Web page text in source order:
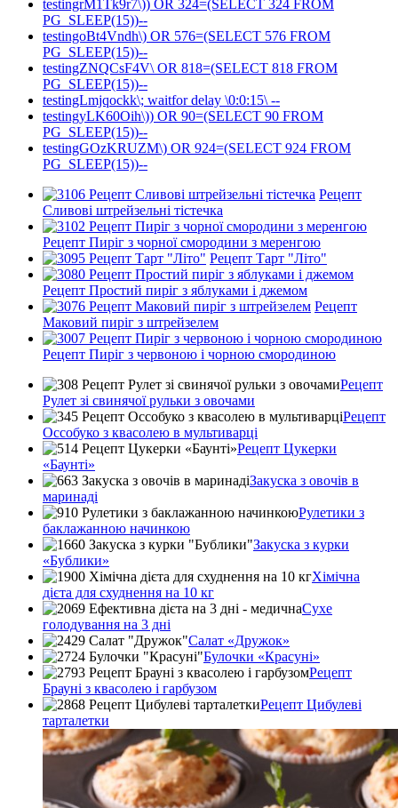
testingrM1Tk9r7\)) OR 324=(SELECT 324 FROM
PG_SLEEP(15))--
testingoBt4Vndh\) OR 576=(SELECT 576 FROM
PG_SLEEP(15))--
testingZNQCsF4V\ OR 818=(SELECT 818 FROM
PG_SLEEP(15))--
testingLmjqockk\; waitfor delay \0:0:15\ --
testingyLK60Oih\)) OR 90=(SELECT 90 FROM
PG_SLEEP(15))--
testingGOzKRUZM\) OR 924=(SELECT 924 FROM
PG_SLEEP(15))--
Рецепт
Сливові штрейзельні тістечка
Рецепт Пиріг з чорної смородини з меренгою
Рецепт Тарт "Літо"
Рецепт Простий пиріг з яблуками і джемом
Рецепт
Маковий пиріг з штрейзелем
Рецепт Пиріг з червоною і чорною смородиною
Рецепт
Рулет зі свинячої рульки з овочами
Рецепт
Оссобуко з квасолею в мультиварці
Рецепт Цукерки
«Баунті»
Закуска з овочів в
маринаді
Рулетики з
баклажанною начинкою
Закуска з курки
«Бублики»
Хімічна
дієта для схуднення на 10 кг
Сухе
голодування на 3 дні
Салат «Дружок»
Булочки «Красуні»
Рецепт
Брауні з квасолею і гарбузом
Рецепт Цибулеві
тарталетки